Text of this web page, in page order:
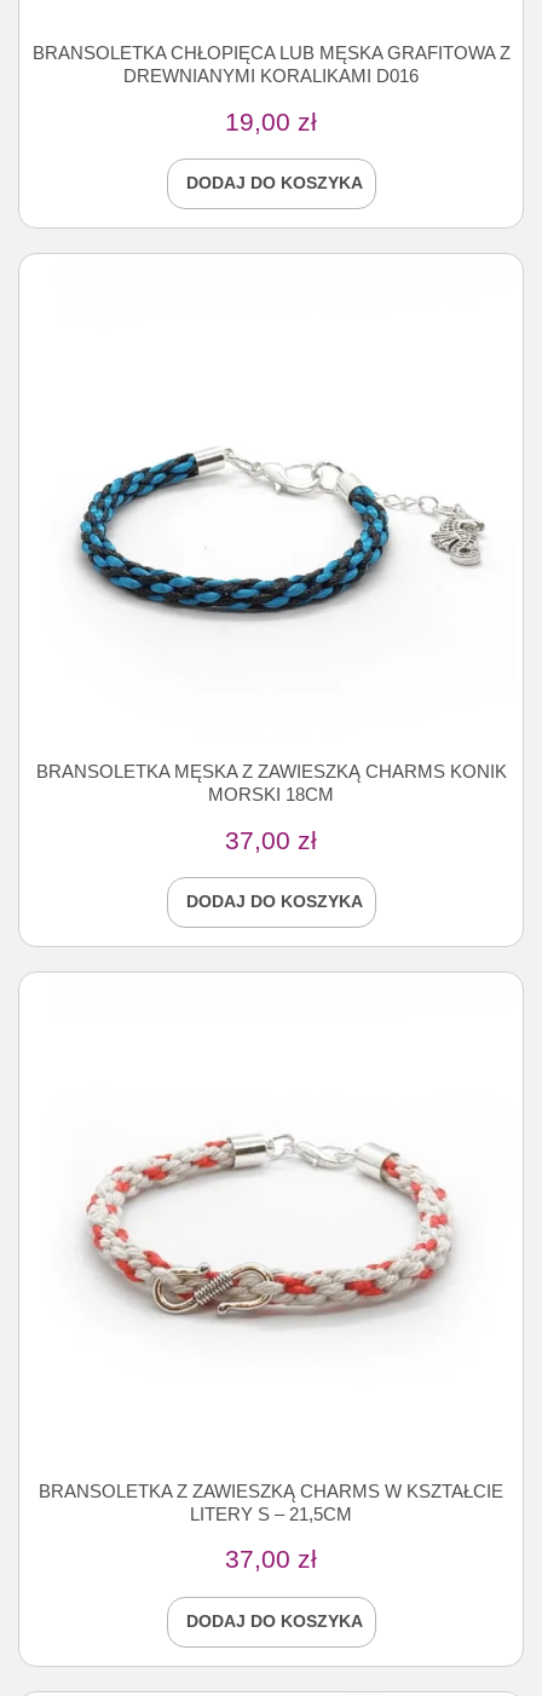
BRANSOLETKA CHŁOPIĘCA LUB MĘSKA GRAFITOWA Z
DREWNIANYMI KORALIKAMI D016
19,00 zł
DODAJ DO KOSZYKA
BRANSOLETKA MĘSKA Z ZAWIESZKĄ CHARMS KONIK
MORSKI 18CM
37,00 zł
DODAJ DO KOSZYKA
BRANSOLETKA Z ZAWIESZKĄ CHARMS W KSZTAŁCIE
LITERY S – 21,5CM
37,00 zł
DODAJ DO KOSZYKA